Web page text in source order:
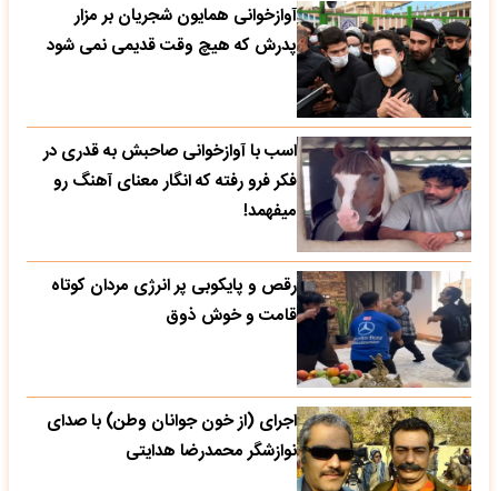
آوازخوانی همایون شجریان بر مزار
پدرش که هیچ وقت قدیمی نمی شود
اسب با آوازخوانی صاحبش به قدری در
فکر فرو رفته که انگار معنای آهنگ رو
میفهمد!
رقص و پایکوبی پر انرژی مردان کوتاه
قامت و خوش ذوق
اجرای (از خون جوانان وطن) با صدای
نوازشگر محمدرضا هدایتی